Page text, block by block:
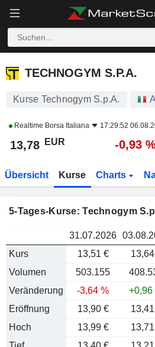
TECHNOGYM S.P.A.
TECHNOGYM S.P.A.
Kurse Technogym S.p.A.
Realtime Borsa Italiana 17:29:52
13,78 EUR -0,93
Übersicht Kurse Charts
5-Tages-Kurse: Technogym
31.07.2026
Kurs
13,51 €
Volumen
503.155
Veränderung
-3,64 % +0,96
Eröffnung
13,90 €
Hoch
13,99 €